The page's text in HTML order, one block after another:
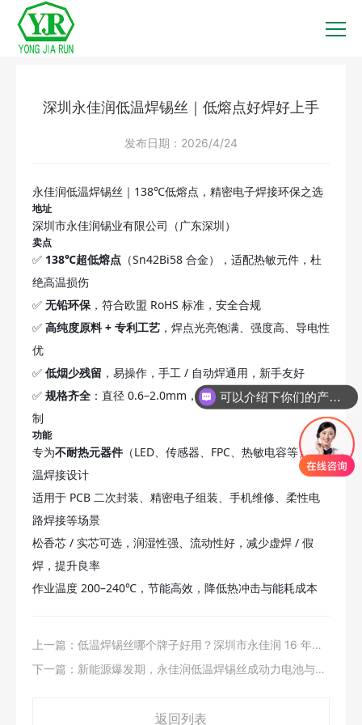
深圳永佳润低温焊锡丝｜低熔点好焊好上手
发布日期： 2026/4/24
永佳润低温焊锡丝｜138℃低熔点，精密电子焊接环保之选
地址
深圳市永佳润锡业有限公司（广东深圳）
卖点
✅ 138℃超低熔点 （Sn42Bi58 合金），适配热敏元件，杜
绝高温损伤
✅ 无铅环保，符合欧盟 RoHS 标准，安全合规
✅ 高纯度原料 + 专利工艺 ，焊点光亮饱满、强度高、导电性
优
✅ 低烟少残留 ，易操作，手工 / 自动焊通用，新手友好
✅ 规格齐全 ：直径 0.6–2.0mm，200g/500g 卷装，支持定
制
功能
专为不耐热元器件 （LED、传感器、FPC、热敏电容等）低
温焊接设计
适用于 PCB 二次封装、精密电子组装、手机维修、柔性电
路焊接等场景
松香芯 / 实芯可选，润湿性强、流动性好，减少虚焊 / 假
焊，提升良率
作业温度 200–240℃，节能高效，降低热冲击与能耗成本
上一篇： 低温焊锡丝哪个牌子好用？深圳市永佳润 16 年工
厂 品质稳定
下一篇： 新能源爆发期，永佳润低温焊锡丝成动力电池与光
返回列表
可以介绍下你们的产品么